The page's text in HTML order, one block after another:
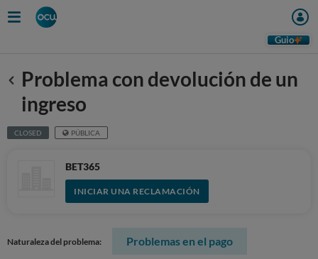
Guio
Anterior
Problema con devolución de un
ingreso
CLOSED PÚBLICA
BET365
INICIAR UNA RECLAMACIÓN
Naturaleza del problema: Problemas en el pago